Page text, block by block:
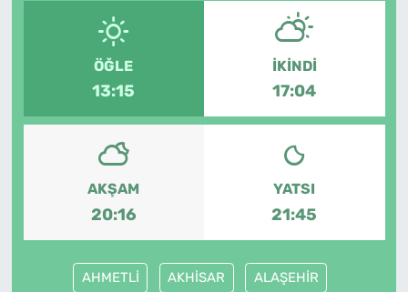
ÖĞLE
13:15
İKINDI
17:04
AKŞAM
20:16
YATSI
21:45
AHMETLİ AKHİSAR ALAŞEHİR